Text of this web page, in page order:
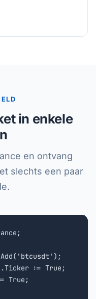
in enkele
en ontvang
slechts een paar
:= True;
True;